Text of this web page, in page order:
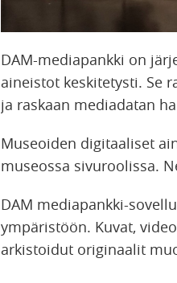
DAM-mediapankki on
aineistot keskitetysti. Se
ja raskaan mediadatan
Museoiden digitaaliset
museossa sivuroolissa.
DAM mediapankki-
ympäristöön. Kuvat,
arkistoidut originaalit